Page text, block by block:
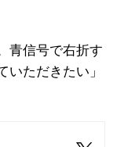
青信号で右折す
いただきたい」